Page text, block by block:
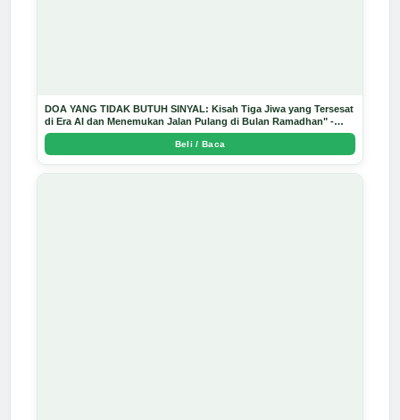
DOA YANG TIDAK BUTUH SINYAL: Kisah Tiga Jiwa yang Tersesat
di Era AI dan Menemukan Jalan Pulang di Bulan Ramadhan" -
Arda Dinata
Beli / Baca